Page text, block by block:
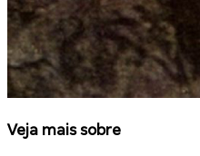
Veja mais sobre